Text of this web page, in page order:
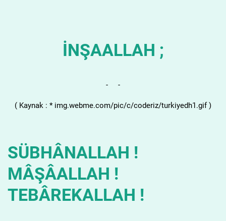
KIPIRDATMADI!"DEDİ.
İNŞAALLAH ;
- -
( Kaynak : * img.webme.com/pic/c/coderiz/turkiyedh1.gif )
SÜBHÂNALLAH !
MÂŞÂALLAH !
TEBÂREKALLAH !